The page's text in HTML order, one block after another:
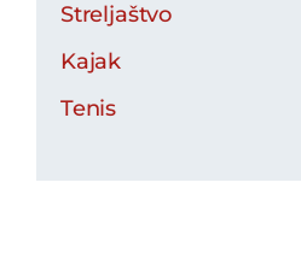
Streljaštvo
Kajak
Tenis